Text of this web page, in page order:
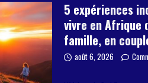
5 expériences
vivre en Afrique
famille, en
août 6, 2026